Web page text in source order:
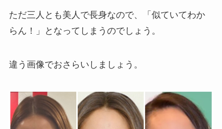
ただ三人とも美人で長身なので、「似ていてわか
らん！」となってしまうのでしょう。
違う画像でおさらいしましょう。